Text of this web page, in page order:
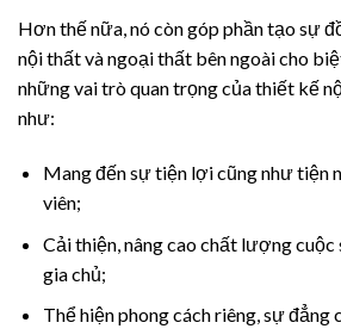
Hơn thế nữa, nó còn góp phần tạo sự
nội thất và ngoại thất bên ngoài cho
những vai trò quan trọng của thiết kế
như:
Mang đến sự tiện lợi cũng như tiện
viên;
Cải thiện, nâng cao chất lượng cuộc
gia chủ;
Thể hiện phong cách riêng, sự đẳng